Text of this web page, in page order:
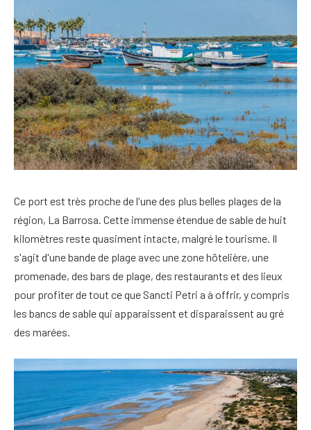
Ce port est très proche de l'une des plus belles plages de la
région, La Barrosa. Cette immense étendue de sable de huit
kilomètres reste quasiment intacte, malgré le tourisme. Il
s'agit d'une bande de plage avec une zone hôtelière, une
promenade, des bars de plage, des restaurants et des lieux
pour profiter de tout ce que Sancti Petri a à offrir, y compris
les bancs de sable qui apparaissent et disparaissent au gré
des marées.